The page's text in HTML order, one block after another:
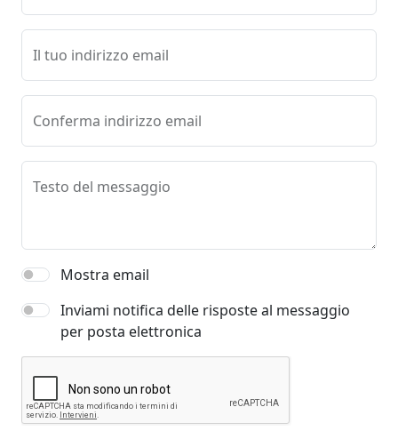
Il tuo indirizzo email
Conferma indirizzo email
Testo del messaggio
Mostra email
Inviami notifica delle risposte al messaggio
per posta elettronica